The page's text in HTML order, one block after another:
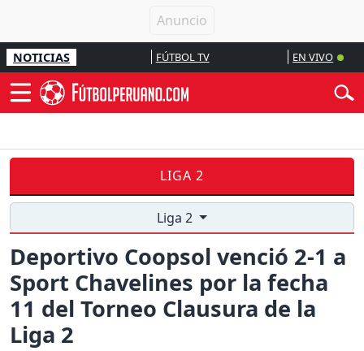
NOTICIAS FÚTBOL TV EN VIVO
LIGA 2
Liga 2
Deportivo Coopsol venció 2-1 a
Sport Chavelines por la fecha
11 del Torneo Clausura de la
Liga 2